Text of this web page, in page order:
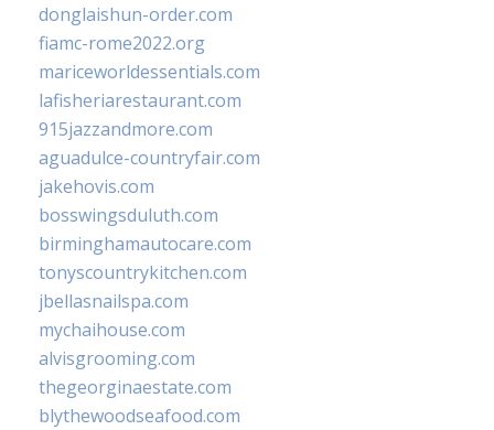
donglaishun-order.com
fiamc-rome2022.org
mariceworldessentials.com
lafisheriarestaurant.com
915jazzandmore.com
aguadulce-countryfair.com
jakehovis.com
bosswingsduluth.com
birminghamautocare.com
tonyscountrykitchen.com
jbellasnailspa.com
mychaihouse.com
alvisgrooming.com
thegeorginaestate.com
blythewoodseafood.com